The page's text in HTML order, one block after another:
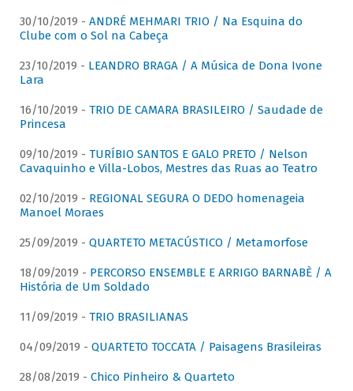
30/10/2019 - ANDRÉ MEHMARI TRIO / Na Esquina do
Clube com o Sol na Cabeça
23/10/2019 - LEANDRO BRAGA / A Música de Dona Ivone
Lara
16/10/2019 - TRIO DE CAMARA BRASILEIRO / Saudade de
Princesa
09/10/2019 - TURÍBIO SANTOS E GALO PRETO / Nelson
Cavaquinho e Villa-Lobos, Mestres das Ruas ao Teatro
02/10/2019 - REGIONAL SEGURA O DEDO homenageia
Manoel Moraes
25/09/2019 - QUARTETO METACÚSTICO / Metamorfose
18/09/2019 - PERCORSO ENSEMBLE E ARRIGO BARNABÈ / A
História de Um Soldado
11/09/2019 - TRIO BRASILIANAS
04/09/2019 - QUARTETO TOCCATA / Paisagens Brasileiras
28/08/2019 - Chico Pinheiro & Quarteto